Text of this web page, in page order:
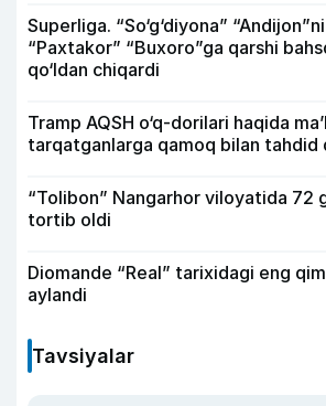
Superliga. “So‘g‘diyona”
“Paxtakor” “Buxoro”ga qarshi
qo‘ldan chiqardi
Tramp AQSH o‘q-dorilari haqida
tarqatganlarga qamoq bilan tahdid
“Tolibon” Nangarhor viloyatida 72
tortib oldi
Diomande “Real” tarixidagi eng
aylandi
Tavsiyalar